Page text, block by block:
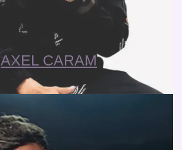
AXEL CARAM